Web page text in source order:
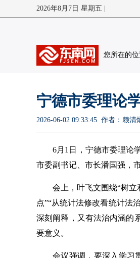
2026年8月7日 星期五 |
您所在的
宁德市委理论
2026-06-02 09:33:45 作者：赖
6月1日， 宁德市委理论
市委副书记、市长潘国强，
会上，叶飞文围绕“树
点”“从统计法修改看统计法
深刻阐释，又有法治内涵的
要意义。
会议强调，要深入学习